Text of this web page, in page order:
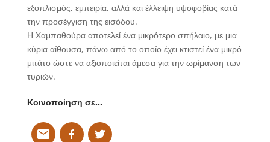
εξοπλισμός, εμπειρία, αλλά και έλλειψη υψοφοβίας κατά
την προσέγγιση της εισόδου.
Η Χαμπαθούρα αποτελεί ένα μικρότερο σπήλαιο, με μια
κύρια αίθουσα, πάνω από το οποίο έχει κτιστεί ένα μικρό
μιτάτο ώστε να αξιοποιείται άμεσα για την ωρίμανση των
τυριών.
Κοινοποίηση σε…